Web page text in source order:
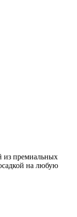
из премиальных
на любую